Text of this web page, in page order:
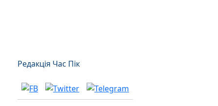
Редакція Час Пік